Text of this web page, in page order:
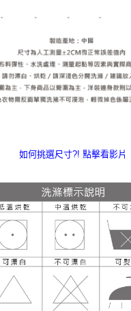
如何挑選尺寸?! 點擊看影片